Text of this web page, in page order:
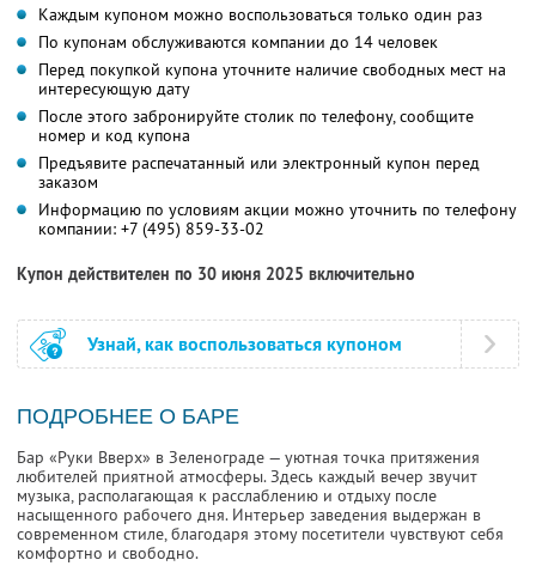
Каждым купоном можно воспользоваться только один раз
По купонам обслуживаются компании до 14 человек
Перед покупкой купона уточните наличие свободных мест на
интересующую дату
После этого забронируйте столик по телефону, сообщите
номер и код купона
Предъявите распечатанный или электронный купон перед
заказом
Информацию по условиям акции можно уточнить по телефону
компании: +7 (495) 859-33-02
Купон действителен по 30 июня 2025 включительно
Узнай, как воспользоваться купоном
ПОДРОБНЕЕ О БАРЕ
Бар «Руки Вверх» в Зеленограде — уютная точка притяжения
любителей приятной атмосферы. Здесь каждый вечер звучит
музыка, располагающая к расслаблению и отдыху после
насыщенного рабочего дня. Интерьер заведения выдержан в
современном стиле, благодаря этому посетители чувствуют себя
комфортно и свободно.